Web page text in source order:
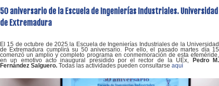
50 aniversario de la Escuela de Ingenierías Industriales. Universidad
de Extremadura
El 15 de octubre de 2025 la Escuela de Ingenierías Industriales de la Universidad
de Extremadura cumplirá su 50 aniversario. Por ello, el pasado martes día 15
comenzó un amplio y completo programa en conmemoración de esta efeméride,
en un emotivo acto inaugural presidido por el rector de la UEx, Pedro M.
Fernández Salguero. Todas las actividades pueden consultarse aqui